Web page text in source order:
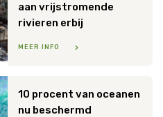
aan vrijstromende
rivieren erbij
MEER INFO
10 procent van oceanen
nu beschermd